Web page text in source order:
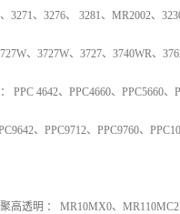
、 3271、 3276、 3281、 MR2002、
、 3727W、 3727、 3740WR、
： PPC 4642、 PPC4660、 PPC5660、
、 PPC9712、 PPC9760、
高透明 ： MR10MX0、 MR110MC2